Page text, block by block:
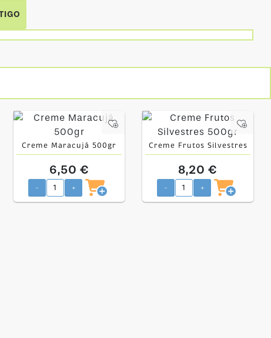
Creme Maracujá 500gr
6,50 €
- +
Creme Frutos Silvestres
500gr
8,20 €
- +